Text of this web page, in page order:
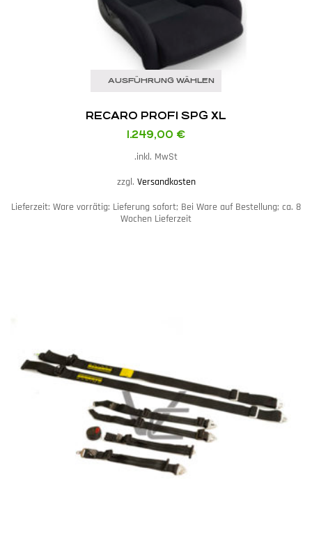
AUSFÜHRUNG WÄHLEN
RECARO PROFI SPG XL
1.249,00 €
inkl. MwSt.
zzgl. Versandkosten
Lieferzeit: Ware vorrätig: Lieferung sofort; Bei Ware auf Bestellung; ca. 8
Wochen Lieferzeit